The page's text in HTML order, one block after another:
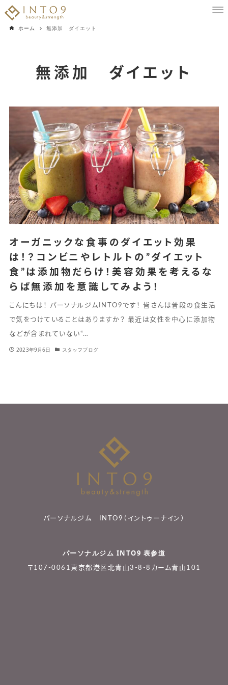
ホーム 無添加 ダイエット
無添加 ダイエット
オーガニックな食事のダイエット効果
は！？コンビニやレトルトの”ダイエット
食”は添加物だらけ！美容効果を考えるな
らば無添加を意識してみよう！
こんにちは！ パーソナルジムINTO9です！ 皆さんは普段の食生活
で気をつけていることはありますか？ 最近は女性を中心に添加物
などが含まれていない“…
2023年9月6日 スタッフブログ
パーソナルジム INTO9（イントゥーナイン）
パーソナルジム INTO9 表参道
〒107-0061東京都港区北青山3-8-8カーム青山101